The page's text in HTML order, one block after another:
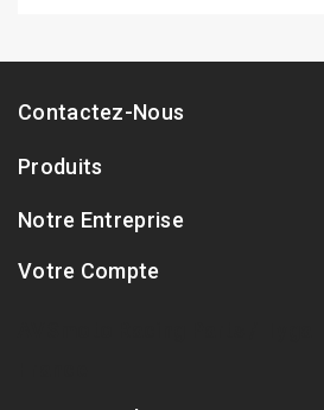
Contactez-Nous
Produits
Notre Entreprise
Votre Compte